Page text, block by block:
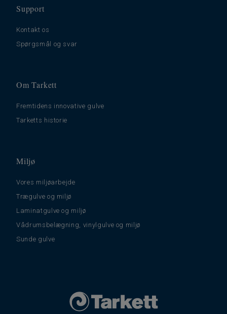
Support
Kontakt os
Spørgsmål og svar
Om Tarkett
Fremtidens innovative gulve
Tarketts historie
Miljø
Vores miljøarbejde
Trægulve og miljø
Laminatgulve og miljø
Vådrumsbelægning, vinylgulve og miljø
Sunde gulve